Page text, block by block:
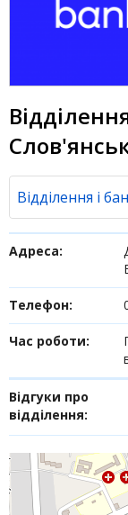
Відділення і
Банк у новинах
Питання банку
Відгуки
Депозити юр.
Кредити для
Кредити
Адреса:
Телефон:
Час роботи:
Відгуки про
відділення: